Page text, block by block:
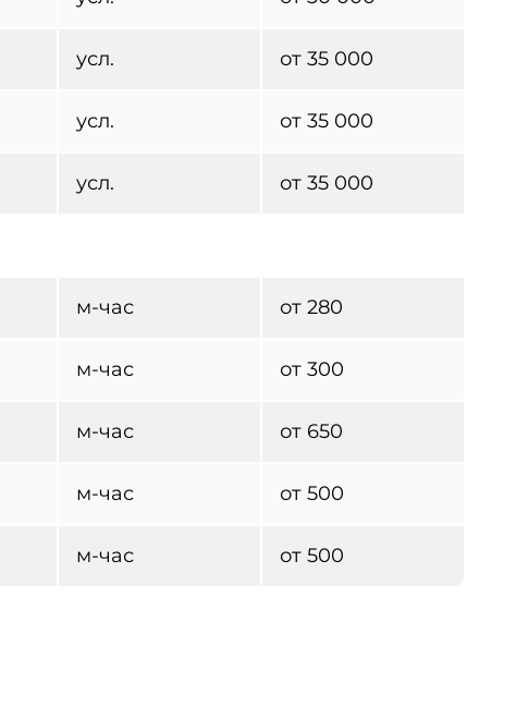
усл. от 35 000
усл. от 35 000
усл. от 35 000
м-час от 280
м-час от 300
м-час от 650
м-час от 500
м-час от 500